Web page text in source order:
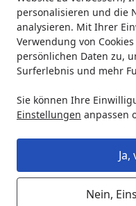
personalisieren und die
analysieren. Mit Ihrer
Verwendung von
persönlichen Daten zu,
Surferlebnis und mehr
Sie können Ihre
Einstellungen anpassen
Nein,
Startseite
Teichprodukte
Oase
Biokick, 1,9 kg